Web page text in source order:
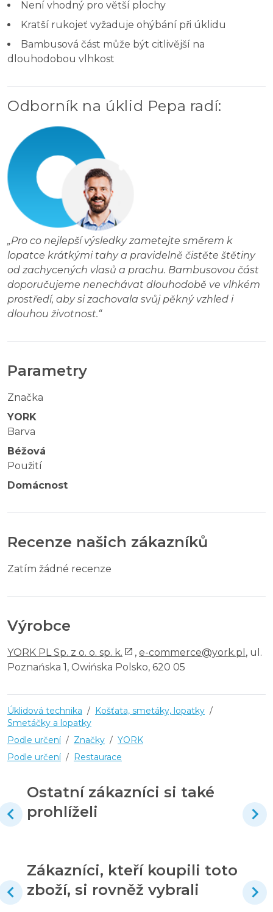
Není vhodný pro větší plochy
Kratší rukojeť vyžaduje ohýbání při úklidu
Bambusová část může být citlivější na
dlouhodobou vlhkost
Odborník na úklid Pepa radí:
„Pro co nejlepší výsledky zametejte směrem k
lopatce krátkými tahy a pravidelně čistěte štětiny
od zachycených vlasů a prachu. Bambusovou část
doporučujeme nenechávat dlouhodobě ve vlhkém
prostředí, aby si zachovala svůj pěkný vzhled i
dlouhou životnost.“
Parametry
Značka
YORK
Barva
Béžová
Použití
Domácnost
Recenze našich zákazníků
Zatím žádné recenze
Výrobce
YORK PL Sp. z o. o. sp. k. , e-commerce@york.pl , ul.
Poznańska 1, Owińska Polsko, 620 05
Úklidová technika / Košťata, smetáky, lopatky /
Smetáčky a lopatky
Podle určení / Značky / YORK
Podle určení / Restaurace
Ostatní zákazníci si také
prohlíželi
Zákazníci, kteří koupili toto
zboží, si rovněž vybrali